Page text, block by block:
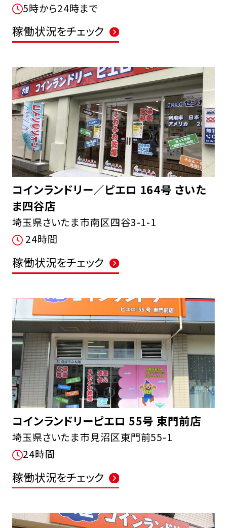
5時から24時まで
稼働状況をチェック
コインランドリー／ピエロ 164号 さいた
ま四谷店
埼玉県さいたま市南区四谷3-1-1
24時間
稼働状況をチェック
コインランドリーピエロ 55号 東門前店
埼玉県さいたま市見沼区東門前55-1
24時間
稼働状況をチェック